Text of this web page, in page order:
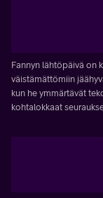
Fannyn lähtöpäivä on
väistämättömiin
kun he ymmärtävät
kohtalokkaat